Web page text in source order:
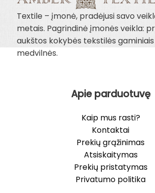
Textile – įmonė, pradėjusi savo
metais. Pagrindinė įmonės veikla:
aukštos kokybės tekstilės gaminiais
medvilnės.
Apie parduotuvę
Kaip mus rasti?
Kontaktai
Prekių grąžinimas
Atsiskaitymas
Prekių pristatymas
Privatumo politika